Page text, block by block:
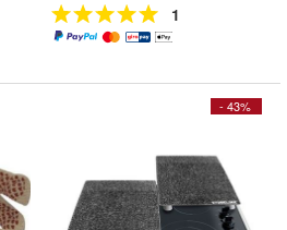
1
- 43%